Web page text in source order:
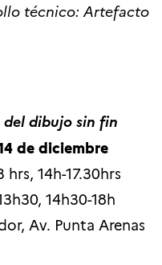
técnico: Artefacto
dibujo sin fin
de diciembre
hrs, 14h-17.30hrs
14h30-18h
Av. Punta Arenas